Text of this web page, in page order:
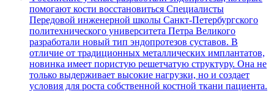
помогают кости восстановиться Специалисты
Передовой инженерной школы Санкт-Петербургского
политехнического университета Петра Великого
разработали новый тип эндопротезов суставов. В
отличие от традиционных металлических имплантатов,
новинка имеет пористую решетчатую структуру. Она не
только выдерживает высокие нагрузки, но и создает
условия для роста собственной костной ткани пациента.